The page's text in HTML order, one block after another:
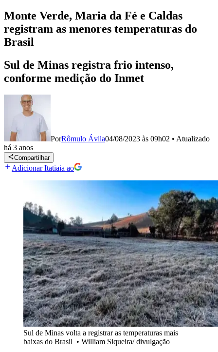
Monte Verde, Maria da Fé e Caldas
registram as menores temperaturas do
Brasil
Sul de Minas registra frio intenso,
conforme medição do Inmet
PorRômulo Ávila04/08/2023 às 09h02 • Atualizado
há 3 anos
Compartilhar
Adicionar Itatiaia ao
Sul de Minas volta a registrar as temperaturas mais
baixas do Brasil • William Siqueira/ divulgação